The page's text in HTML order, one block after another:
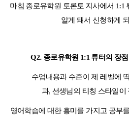
마침 종로유학원 토론토 지사에서 1:1
알게 돼서 신청하게
Q2. 종로유학원 1:1 튜터의 장
수업내용과 수준이 제 레벨에
과, 선생님의 티칭 스타일이
영어학습에 대한 흥미를 가지고 공부